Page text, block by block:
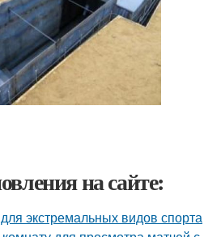
на сайте:
экстремальных видов спорта